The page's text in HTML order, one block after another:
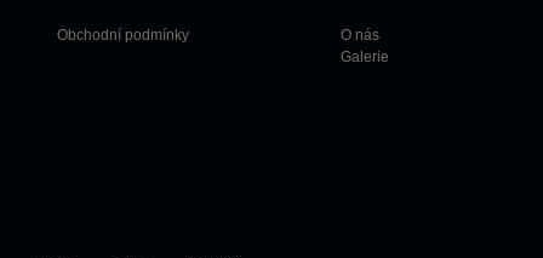
Obchodní podmínky
O nás
Galerie